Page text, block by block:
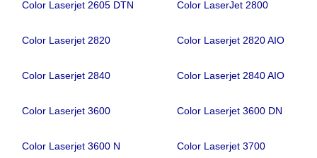
Color Laserjet 2605 DTN Color LaserJet 2800
Color Laserjet 2820 Color Laserjet 2820 AIO
Color Laserjet 2840 Color Laserjet 2840 AIO
Color Laserjet 3600 Color Laserjet 3600 DN
Color Laserjet 3600 N Color Laserjet 3700